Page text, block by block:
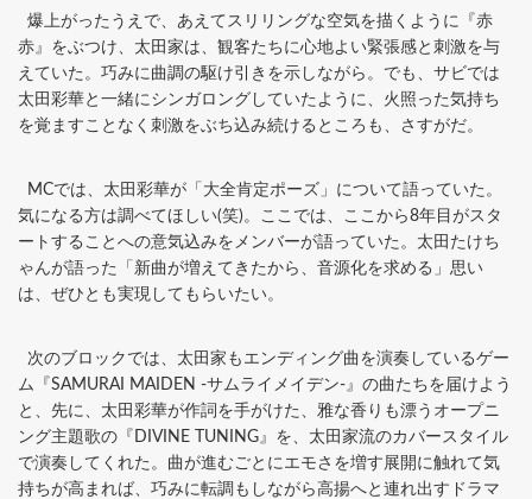
爆上がったうえで、あえてスリリングな空気を描くように『赤
赤』をぶつけ、太田家は、観客たちに心地よい緊張感と刺激を与
えていた。巧みに曲調の駆け引きを示しながら。でも、サビでは
太田彩華と一緒にシンガロングしていたように、火照った気持ち
を覚ますことなく刺激をぶち込み続けるところも、さすがだ。
MCでは、太田彩華が「大全肯定ポーズ」について語っていた。
気になる方は調べてほしい(笑)。ここでは、ここから8年目がスタ
ートすることへの意気込みをメンバーが語っていた。太田たけち
ゃんが語った「新曲が増えてきたから、音源化を求める」思い
は、ぜひとも実現してもらいたい。
次のブロックでは、太田家もエンディング曲を演奏しているゲー
ム『SAMURAI MAIDEN -サムライメイデン-』の曲たちを届けよう
と、先に、太田彩華が作詞を手がけた、雅な香りも漂うオープニ
ング主題歌の『DIVINE TUNING』を、太田家流のカバースタイル
で演奏してくれた。曲が進むごとにエモさを増す展開に触れて気
持ちが高まれば、巧みに転調もしながら高揚へと連れ出すドラマ